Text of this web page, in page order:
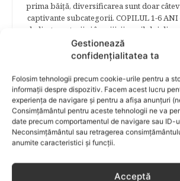
Gestionează
confidențialitatea ta
Folosim tehnologii precum cookie-urile pentru a
informații despre dispozitiv. Facem acest lucru
experiența de navigare și pentru a afișa anunțuri
Consimțământul pentru aceste tehnologii ne va
date precum comportamentul de navigare sau ID-
Neconsimțământul sau retragerea
anumite caracteristici și funcții.
Acceptă
prima băiţă, diversificarea sunt doar
captivante subcategorii. COPILUL 1-6
dedicat creşterii şi îngrijirii copilului din
la vârsta şcolară. Mămicile vor reuşi să
se descurce cu propriul copil, cum să îl
încât să crească perfect sănătos.
captivant în care poţi afla cum să îţi educi
încât să poţi obţine performanţe şcolare
este un capitol destinat vieţii de familie
întreagă de sfaturi eficiente. COPII
capitol fascinant dedicat copiilor valoroși
SĂ PREVII! –sunt prezentate soluţii
anumitor probleme de sănătate ce pot